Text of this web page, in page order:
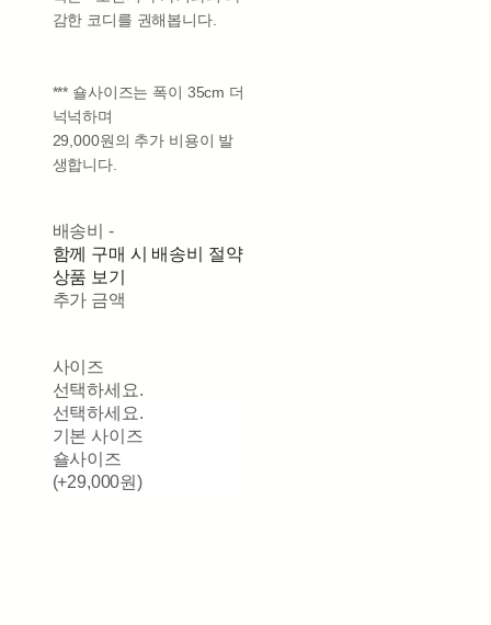
감한 코디를 권해봅니다.
*** 숄사이즈는 폭이 35cm 더
넉넉하며
29,000원의 추가 비용이 발
생합니다.
배송비 -
함께 구매 시 배송비 절약
상품 보기
추가 금액
사이즈
선택하세요.
선택하세요.
기본 사이즈
숄사이즈
(+29,000원)